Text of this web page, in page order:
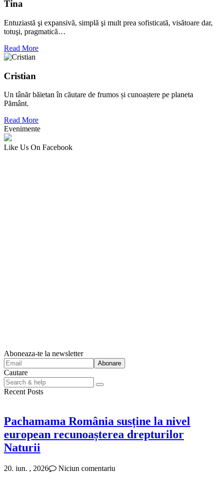
Tina
Entuziastă şi expansivă, simplă şi mult prea sofisticată, visătoare dar,
totuşi, pragmatică…
Read More
Cristian
Un tânăr băietan în căutare de frumos și cunoaștere pe planeta
Pământ.
Read More
Evenimente
Like Us On Facebook
Aboneaza-te la newsletter
Cautare
Search
for:
Recent Posts
Pachamama România susține la nivel
european recunoașterea drepturilor
Naturii
20. iun. , 2026 Niciun comentariu